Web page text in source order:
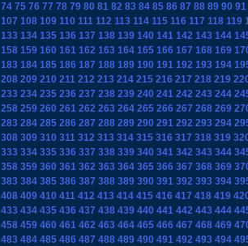
74 75 76 77 78 79 80 81 82 83 84 85 86 87 88 89 90 91
107 108 109 110 111 112 113 114 115 116 117 118 119
133 134 135 136 137 138 139 140 141 142 143 144
158 159 160 161 162 163 164 165 166 167 168 169
183 184 185 186 187 188 189 190 191 192 193 194
208 209 210 211 212 213 214 215 216 217 218 219
233 234 235 236 237 238 239 240 241 242 243 244
258 259 260 261 262 263 264 265 266 267 268 269
283 284 285 286 287 288 289 290 291 292 293 294
308 309 310 311 312 313 314 315 316 317 318 319
333 334 335 336 337 338 339 340 341 342 343 344
358 359 360 361 362 363 364 365 366 367 368 369
383 384 385 386 387 388 389 390 391 392 393 394
408 409 410 411 412 413 414 415 416 417 418 419
433 434 435 436 437 438 439 440 441 442 443 444
458 459 460 461 462 463 464 465 466 467 468 469
483 484 485 486 487 488 489 490 491 492 493 494